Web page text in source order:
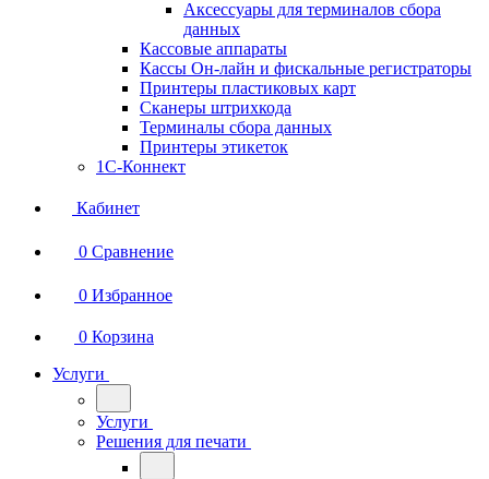
Аксессуары для терминалов сбора
данных
Кассовые аппараты
Кассы Он-лайн и фискальные регистраторы
Принтеры пластиковых карт
Сканеры штрихкода
Терминалы сбора данных
Принтеры этикеток
1С-Коннект
Кабинет
0 Сравнение
0 Избранное
0 Корзина
Услуги
Услуги
Решения для печати